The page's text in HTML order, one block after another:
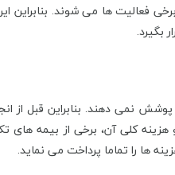
فعالیت ها می شوند. بنابراین
بگیرد.
نمی دهند. بنابراین قبل از
هزینه کلی آن، برخی از بیمه
ها را تماما پرداخت می نماید.